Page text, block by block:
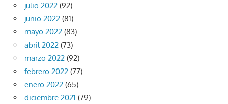
julio 2022 (92)
junio 2022 (81)
mayo 2022 (83)
abril 2022 (73)
marzo 2022 (92)
febrero 2022 (77)
enero 2022 (65)
diciembre 2021 (79)